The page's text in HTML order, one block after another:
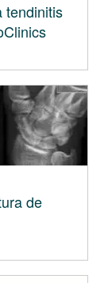
tendinitis
de